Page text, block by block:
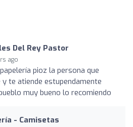
Del Rey Pastor
ago
papelería pioz la persona que
te atiende estupendamente
muy bueno lo recomiendo
- Camisetas